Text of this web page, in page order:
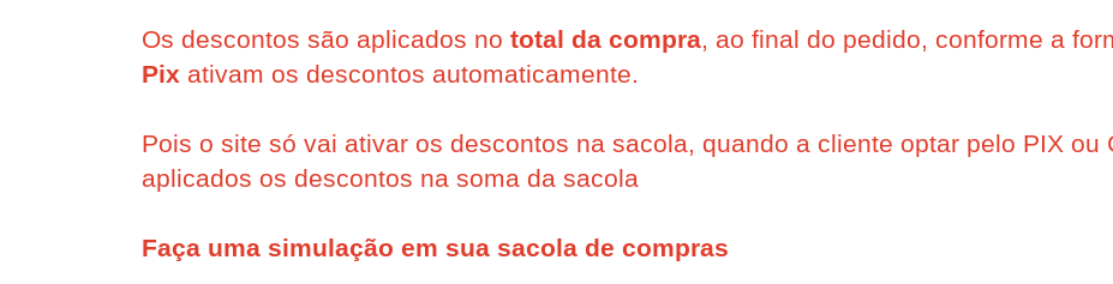
Os descontos são aplicados no total da compra, ao final do pedido, conforme a
Pix ativam os descontos automaticamente.
Pois o site só vai ativar os descontos na sacola, quando a cliente optar pelo PIX ou
aplicados os descontos na soma da sacola
Faça uma simulação em sua sacola de compras